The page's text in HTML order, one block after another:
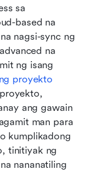
sa
based na
nagsi-sync ng
na
proyekto
ang gawain
man para
kumplikadong
tinitiyak ng
nananatiling